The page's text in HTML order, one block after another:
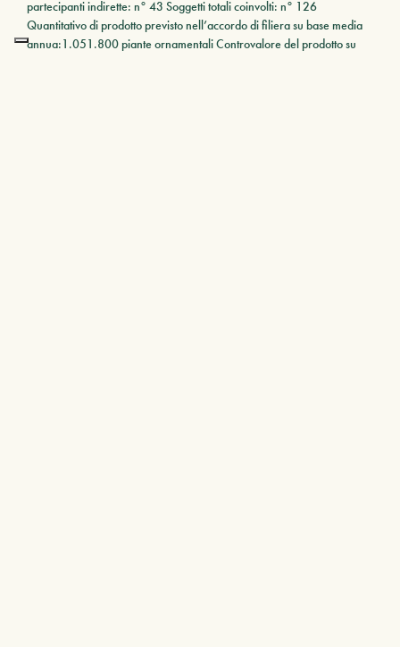
partecipanti indirette: n° 43 Soggetti totali coinvolti: n° 126
Quantitativo di prodotto previsto nell’accordo di filiera su base media
annua:1.051.800 piante ornamentali Controvalore del prodotto su